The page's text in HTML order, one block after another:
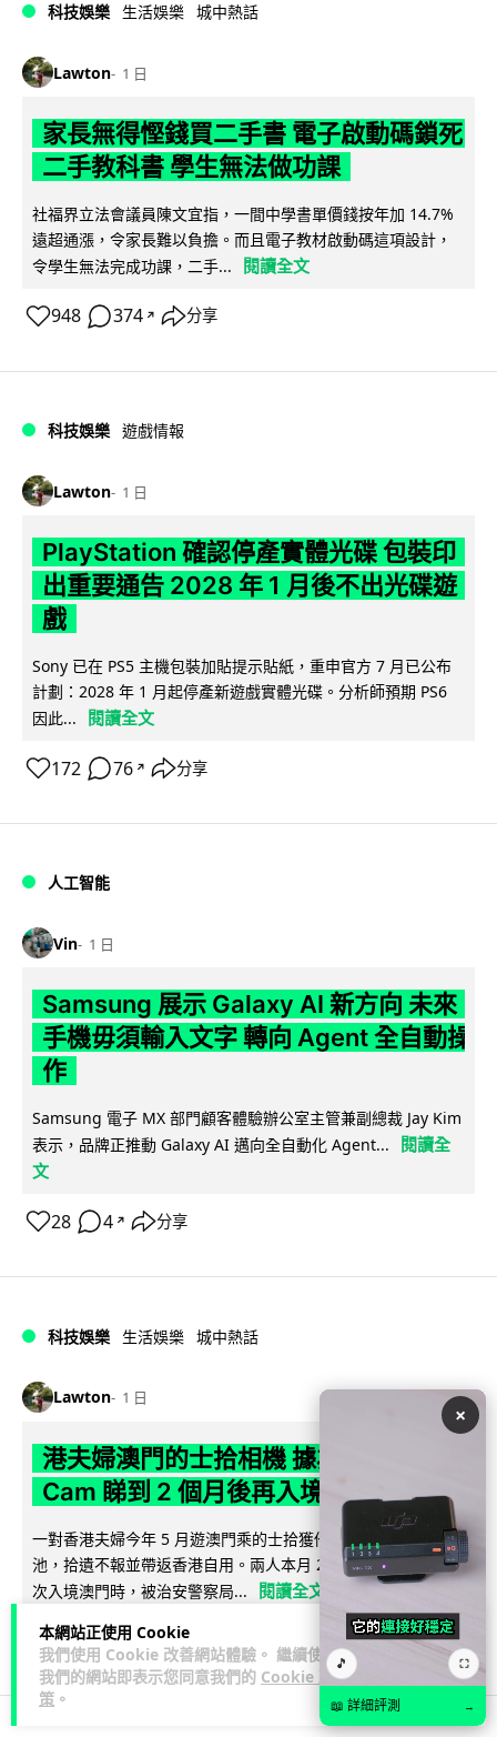
本網站正使用 Cookie
我們使用 Cookie 改善網站體驗。 繼續使用
我們的網站即表示您同意我們的 Cookie 政
策 。
科技娛樂 生活娛樂 城中熱話
Lawton 1 日
家長無得慳錢買二手書 電子啟動碼鎖死
二手教科書 學生無法做功課
社福界立法會議員陳文宜指，一間中學書單價錢按年加 14.7%
遠超通漲，令家長難以負擔。而且電子教材啟動碼這項設計，
令學生無法完成功課，二手...
閱讀全文
948 374 ↗ 分享
科技娛樂 遊戲情報
Lawton 1 日
PlayStation 確認停產實體光碟 包裝印
出重要通告 2028 年 1 月後不出光碟遊
戲
Sony 已在 PS5 主機包裝加貼提示貼紙，重申官方 7 月已公布
計劃：2028 年 1 月起停產新遊戲實體光碟。分析師預期 PS6
因此...
閱讀全文
172 76 ↗ 分享
人工智能
Vin 1 日
Samsung 展示 Galaxy AI 新方向 未來
手機毋須輸入文字 轉向 Agent 全自動操
作
Samsung 電子 MX 部門顧客體驗辦公室主管兼副總裁 Jay Kim
表示，品牌正推動 Galaxy AI 邁向全自動化 Agent...
閱讀全
文
28 4 ↗ 分享
科技娛樂 生活娛樂 城中熱話
Lawton 1 日
港夫婦澳門的士拾相機 據為己有被的士
Cam 睇到 2 個月後再入境被捕
一對香港夫婦今年 5 月遊澳門乘的士拾獲他人遺留相機及電
池，拾遺不報並帶返香港自用。兩人本月 2 日經港珠澳大橋再
次入境澳門時，被治安警察局...
閱讀全文
539 75 ↗ 分享
×
🎵 ⛶
📖 詳細評測 →